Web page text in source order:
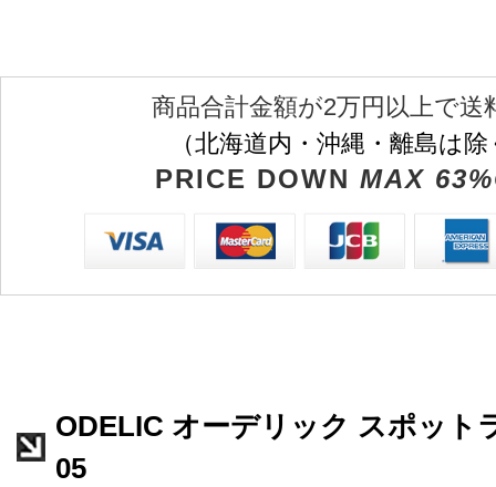
商品合計金額が2万円以上で送
（北海道内・沖縄・離島は
PRICE DOWN MAX
ODELIC オーデリック スポット
05